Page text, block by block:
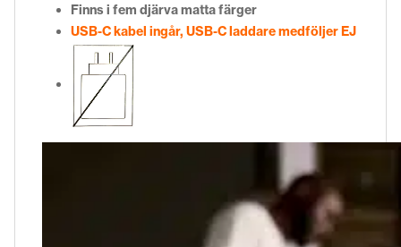
Finns i fem djärva matta färger
USB-C kabel ingår, USB-C laddare medföljer EJ